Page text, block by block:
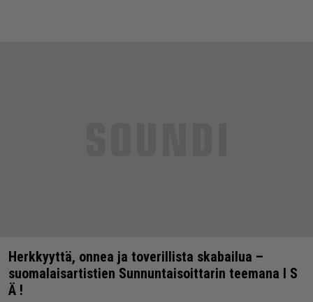
Herkkyyttä, onnea ja toverillista skabailua –
suomalaisartistien Sunnuntaisoittarin teemana I S
Ä !